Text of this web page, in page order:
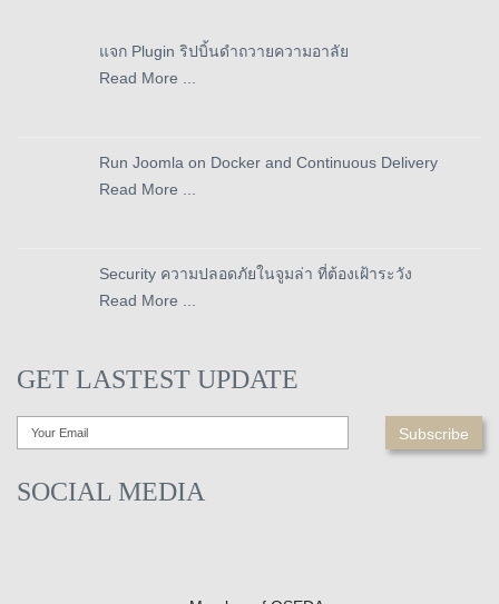
แจก Plugin ริปบิ้นดำถวายความอาลัย
Read More ...
Run Joomla on Docker and Continuous Delivery
Read More ...
Security ความปลอดภัยในจูมล่า ที่ต้องเฝ้าระวัง
Read More ...
GET LASTEST UPDATE
SOCIAL MEDIA